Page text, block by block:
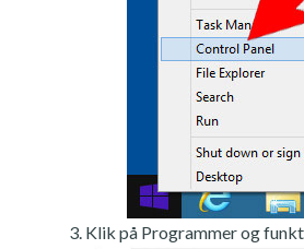
Klik på Programmer og